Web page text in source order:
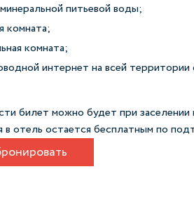
питьевой воды;
комната;
комната;
интернет на всей территории
билет можно будет при
в отель остается бесплатным по